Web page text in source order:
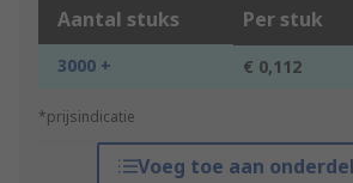
Aantal stuks Per stuk
3000 + € 0,112
*prijsindicatie
Voeg toe aan